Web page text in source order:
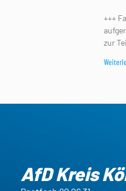
+++
zur
AfD Kreis